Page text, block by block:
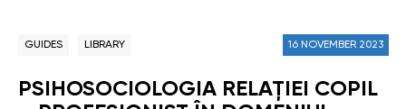
GUIDES LIBRARY 16 NOVEMBER 2023
PSIHOSOCIOLOGIA RELAŢIEI COPIL